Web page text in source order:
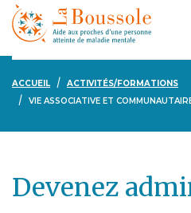
ACCUEIL
ACTIVITÉS/FORMATIONS
VIE ASSOCIATIVE ET
Devenez